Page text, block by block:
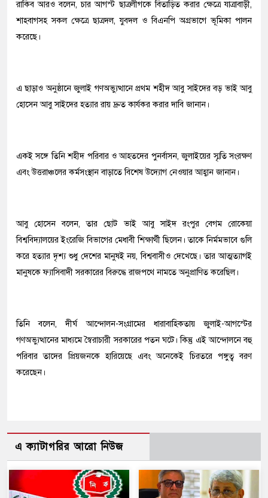
রাকিব আরও বলেন, চার আগস্ট ছাত্রলীগকে বিতাড়িত করার ক্ষেত্রে যাত্রাবাড়ী,
শাহবাগসহ সকল ক্ষেত্রে ছাত্রদল, যুবদল ও বিএনপি অগ্রভাগে ভূমিকা পালন
করেছে।
এ ছাড়াও অনুষ্ঠানে জুলাই গণঅভ্যুত্থানে প্রথম শহীদ আবু সাইদের বড় ভাই আবু
হোসেন আবু সাইদের হত্যার রায় দ্রুত কার্যকর করার দাবি জানান।
একই সঙ্গে তিনি শহীদ পরিবার ও আহতদের পুনর্বাসন, জুলাইয়ের স্মৃতি সংরক্ষণ
এবং উত্তরাঞ্চলের কর্মসংস্থান বাড়াতে বিশেষ উদ্যোগ নেওয়ার আহ্বান জানান।
আবু হোসেন বলেন, তার ছোট ভাই আবু সাইদ রংপুর বেগম রোকেয়া
বিশ্ববিদ্যালয়ের ইংরেজি বিভাগের মেধাবী শিক্ষার্থী ছিলেন। তাকে নির্মমভাবে গুলি
করে হত্যার দৃশ্য শুধু দেশের মানুষই নয়, বিশ্ববাসীও দেখেছে। তার আত্মত্যাগই
মানুষকে ফ্যাসিবাদী সরকারের বিরুদ্ধে রাজপথে নামতে অনুপ্রাণিত করেছিল।
তিনি বলেন, দীর্ঘ আন্দোলন-সংগ্রামের ধারাবাহিকতায় জুলাই-আগস্টের
গণঅভ্যুত্থানের মাধ্যমে স্বৈরাচারী সরকারের পতন ঘটে। কিন্তু এই আন্দোলনে বহু
পরিবার তাদের প্রিয়জনকে হারিয়েছে এবং অনেকেই চিরতরে পঙ্গুত্ব বরণ
করেছেন।
এ ক্যাটাগরির আরো নিউজ